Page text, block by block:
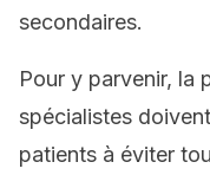
secondaires.
Pour y parvenir, la
spécialistes
patients à éviter